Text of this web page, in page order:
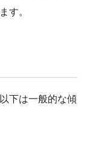
す。
下は一般的な傾